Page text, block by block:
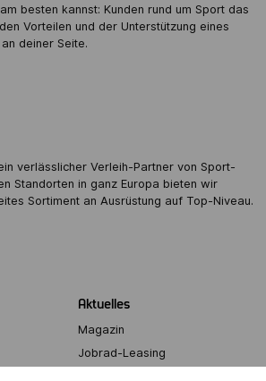
besten kannst: Kunden rund um Sport das
Vorteilen und der Unterstützung eines
deiner Seite.
verlässlicher Verleih-Partner von Sport-
Standorten in ganz Europa bieten wir
Sortiment an Ausrüstung auf Top-Niveau.
Aktuelles
Magazin
Jobrad-Leasing